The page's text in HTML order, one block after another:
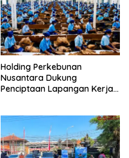
Holding Perkebunan
Nusantara Dukung
Penciptaan Lapangan Kerja,